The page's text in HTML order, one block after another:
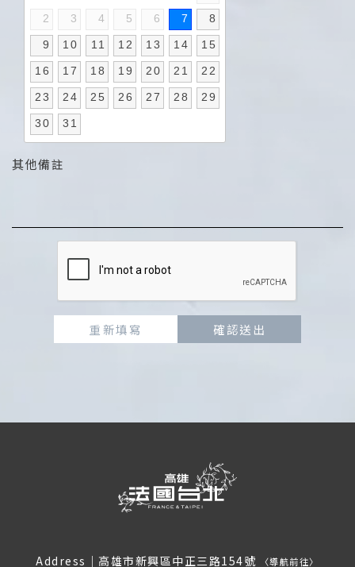
2 3 4 5 6 7 8
9 10 11 12 13 14 15
16 17 18 19 20 21 22
23 24 25 26 27 28 29
30 31
其他備註
重新填寫 確認送出
Address｜ 高雄市新興區中正三路154號 〈導航前往〉